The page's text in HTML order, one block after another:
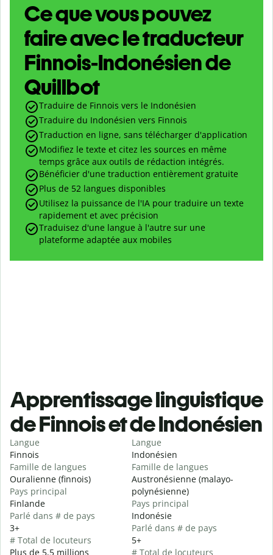
Ce que vous pouvez
faire avec le traducteur
Finnois-Indonésien de
Quillbot
Traduire de Finnois vers le Indonésien
Traduire du Indonésien vers Finnois
Traduction en ligne, sans télécharger d'application
Modifiez le texte et citez les sources en même
temps grâce aux outils de rédaction intégrés.
Bénéficier d'une traduction entièrement gratuite
Plus de 52 langues disponibles
Utilisez la puissance de l'IA pour traduire un texte
rapidement et avec précision
Traduisez d'une langue à l'autre sur une
plateforme adaptée aux mobiles
Apprentissage linguistique
de Finnois et de Indonésien
Langue
Finnois
Famille de langues
Ouralienne (finnois)
Pays principal
Finlande
Parlé dans # de pays
3+
# Total de locuteurs
Plus de 5,5 millions
Langue
Indonésien
Famille de langues
Austronésienne (malayo-
polynésienne)
Pays principal
Indonésie
Parlé dans # de pays
5+
# Total de locuteurs